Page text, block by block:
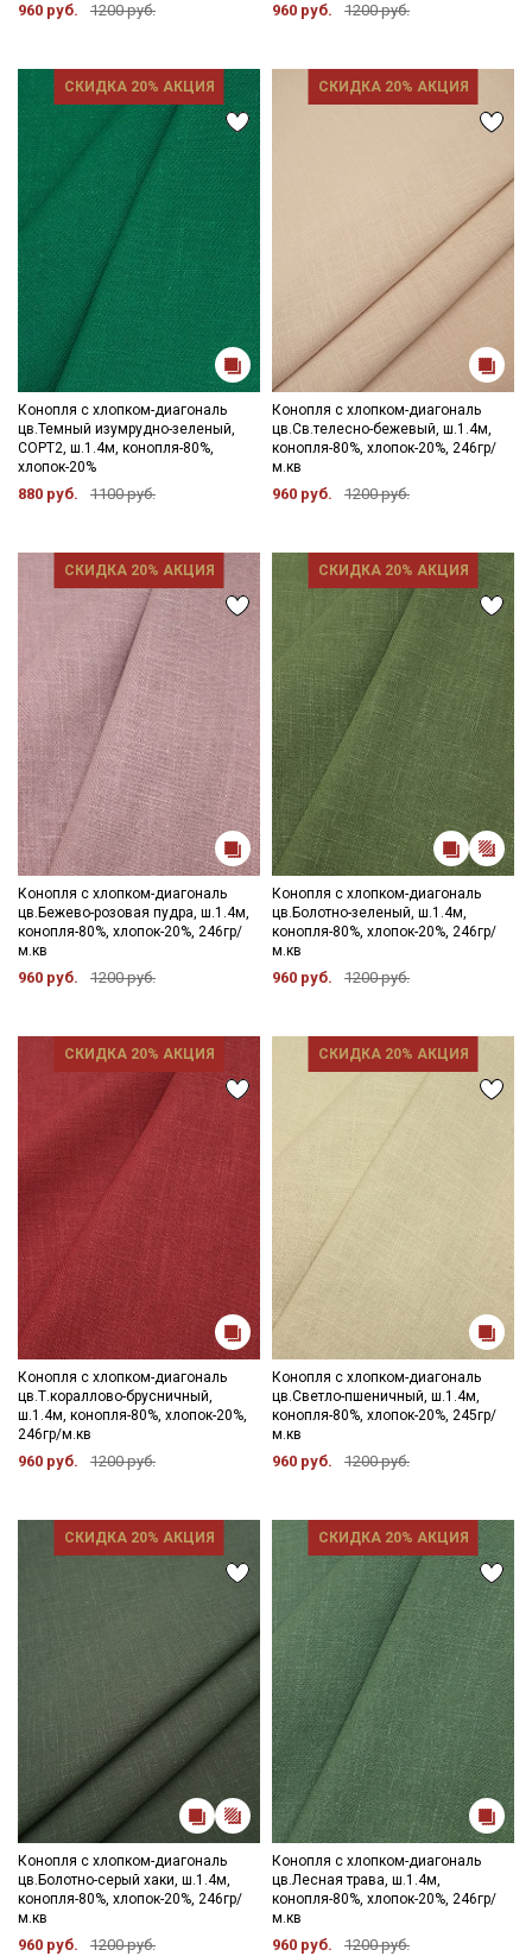
960 руб. 1200 руб. 960 руб. 1200 руб.
СКИДКА 20% АКЦИЯ
Конопля с хлопком-диагональ
цв.Темный изумрудно-зеленый,
СОРТ2, ш.1.4м, конопля-80%,
хлопок-20%
880 руб. 1100 руб.
СКИДКА 20% АКЦИЯ
Конопля с хлопком-диагональ
цв.Св.телесно-бежевый, ш.1.4м,
конопля-80%, хлопок-20%, 246гр/
м.кв
960 руб. 1200 руб.
СКИДКА 20% АКЦИЯ
Конопля с хлопком-диагональ
цв.Бежево-розовая пудра, ш.1.4м,
конопля-80%, хлопок-20%, 246гр/
м.кв
960 руб. 1200 руб.
СКИДКА 20% АКЦИЯ
Конопля с хлопком-диагональ
цв.Болотно-зеленый, ш.1.4м,
конопля-80%, хлопок-20%, 246гр/
м.кв
960 руб. 1200 руб.
СКИДКА 20% АКЦИЯ
Конопля с хлопком-диагональ
цв.Т.кораллово-брусничный,
ш.1.4м, конопля-80%, хлопок-20%,
246гр/м.кв
960 руб. 1200 руб.
СКИДКА 20% АКЦИЯ
Конопля с хлопком-диагональ
цв.Светло-пшеничный, ш.1.4м,
конопля-80%, хлопок-20%, 245гр/
м.кв
960 руб. 1200 руб.
СКИДКА 20% АКЦИЯ
Конопля с хлопком-диагональ
цв.Болотно-серый хаки, ш.1.4м,
конопля-80%, хлопок-20%, 246гр/
м.кв
960 руб. 1200 руб.
СКИДКА 20% АКЦИЯ
Конопля с хлопком-диагональ
цв.Лесная трава, ш.1.4м,
конопля-80%, хлопок-20%, 246гр/
м.кв
960 руб. 1200 руб.
Секретная рассылка от Купава
Мы публикуем здесь дополнительные
промокоды и скидки до 30% на узкие
категории тканей
Электронная почта